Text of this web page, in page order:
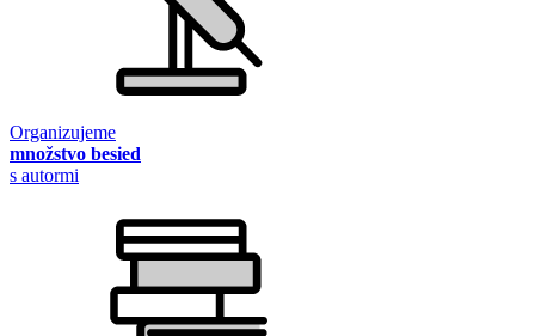
Organizujeme
množstvo besied
s autormi